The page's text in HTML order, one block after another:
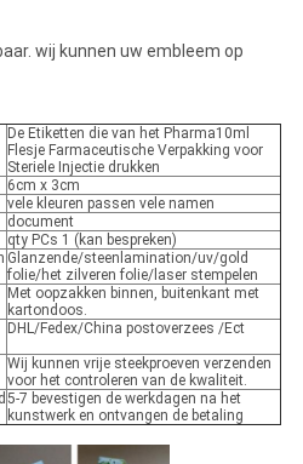
wij kunnen uw embleem op
De Etiketten die van het Pharma10ml
Flesje Farmaceutische Verpakking voor
Steriele Injectie drukken
6cm x 3cm
vele kleuren passen vele namen
document
qty PCs 1 (kan bespreken)
Glanzende/steenlamination/uv/gold
folie/het zilveren folie/laser stempelen
Met oopzakken binnen, buitenkant met
kartondoos.
DHL/Fedex/China postoverzees /Ect
Wij kunnen vrije steekproeven verzenden
voor het controleren van de kwaliteit.
5-7 bevestigen de werkdagen na het
kunstwerk en ontvangen de betaling